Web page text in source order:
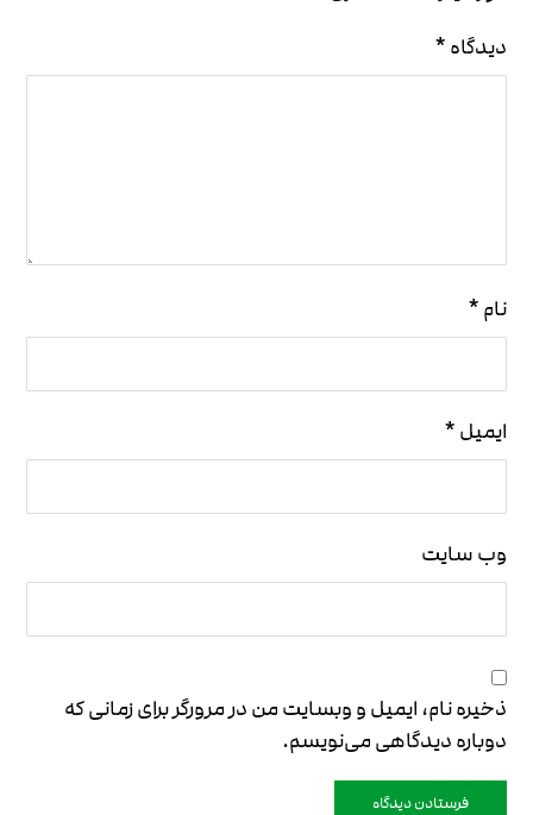
دیدگاه *
نام *
ایمیل *
وب‌ سایت
ذخیره نام، ایمیل و وبسایت من در مرورگر برای زمانی که
دوباره دیدگاهی می‌نویسم.
فرستادن دیدگاه